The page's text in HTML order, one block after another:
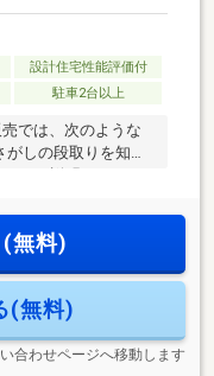
設計住宅性能評価付
駐車2台以上
では、次のような
しの段取りを知り
ミュレーションを
や税金のことにお
無料)
(無料)
合わせページへ移動します